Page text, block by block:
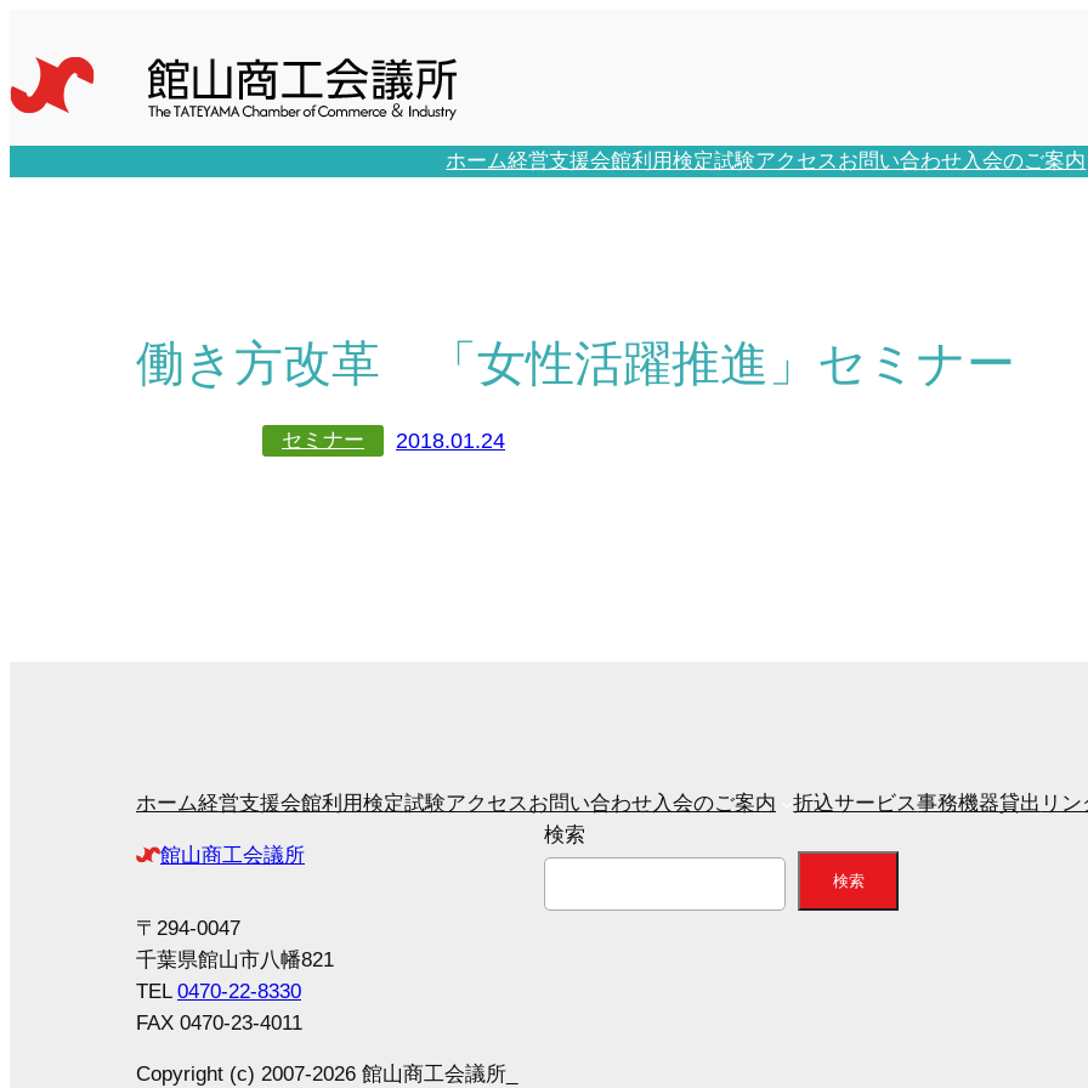
を
ス
キ
ッ
ホーム経営支援会館利用検定試験アクセス お問い合わせ入会のご案内
働き方改革 「女性活躍推進」セミナー
セミナー 2018.01.24
ホーム経営支援会館利用検定試験アクセスお問い合わせ入会のご案内 折込サービス事務機器貸出 リ
館山商工会議所
〒294-0047
千葉県館山市八幡821
TEL 0470-22-8330
FAX 0470-23-4011
Copyright (c) 2007-2026 館山商工会議所_
検索
検索